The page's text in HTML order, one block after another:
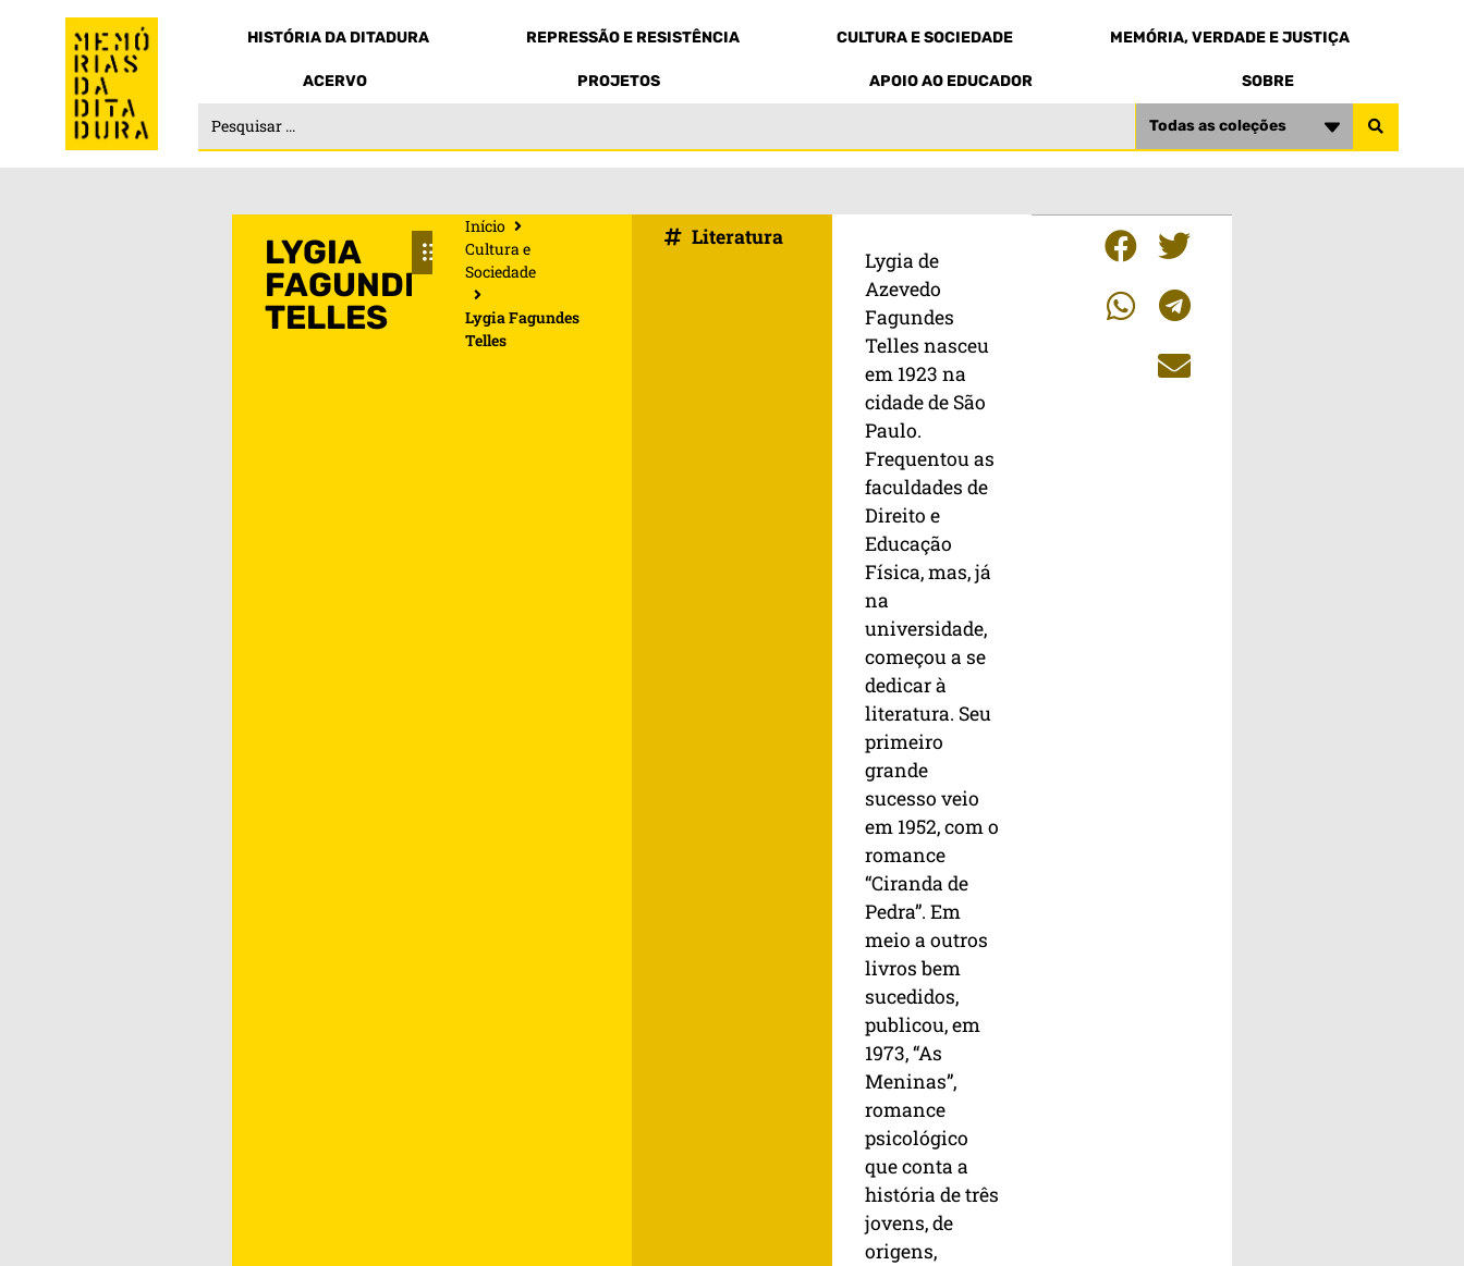
HISTÓRIA DA DITADURA REPRESSÃO E RESISTÊNCIA CULTURA E SOCIEDADE MEMÓRIA, VERDADE E JUSTIÇA
ACERVO PROJETOS APOIO AO EDUCADOR SOBRE
Todas as coleções
LYGIA
FAGUNDES
TELLES
Início
Cultura e
Sociedade
Lygia Fagundes
Telles
Literatura
Lygia de
Azevedo
Fagundes
Telles nasceu
em 1923 na
cidade de São
Paulo.
Frequentou as
faculdades de
Direito e
Educação
Física, mas, já
na
universidade,
começou a se
dedicar à
literatura. Seu
primeiro
grande
sucesso veio
em 1952, com o
romance
“Ciranda de
Pedra”. Em
meio a outros
livros bem
sucedidos,
publicou, em
1973, “As
Meninas”,
romance
psicológico
que conta a
história de três
jovens, de
origens,